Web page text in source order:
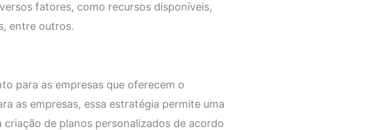
fatores, como recursos disponíveis,
entre outros.
para as empresas que oferecem o
as empresas, essa estratégia permite uma
de planos personalizados de acordo